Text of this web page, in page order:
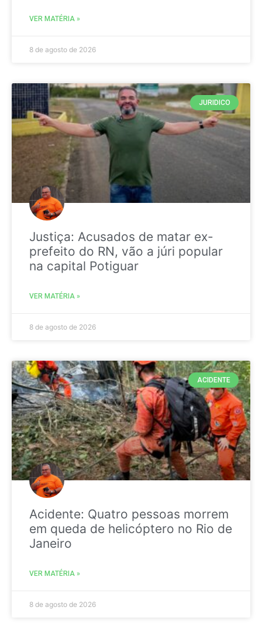
VER MATÉRIA »
8 de agosto de 2026
JURIDICO
Justiça: Acusados de matar ex-
prefeito do RN, vão a júri popular
na capital Potiguar
VER MATÉRIA »
8 de agosto de 2026
ACIDENTE
Acidente: Quatro pessoas morrem
em queda de helicóptero no Rio de
Janeiro
VER MATÉRIA »
8 de agosto de 2026